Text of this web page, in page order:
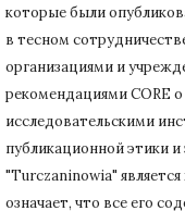
которые были
в тесном
организациями и
рекомендациями CORE
исследовательскими
публикационной этики
"Turczaninowia"
означает, что все его